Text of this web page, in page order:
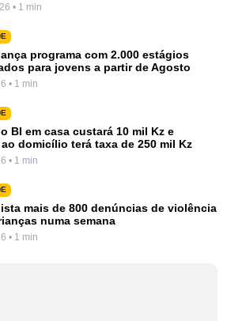
• 1 min
programa com 2.000 estágios
para jovens a partir de Agosto
• 1 min
BI em casa custará 10 mil Kz e
domicílio terá taxa de 250 mil Kz
• 1 min
mais de 800 denúncias de violência
numa semana
• 1 min